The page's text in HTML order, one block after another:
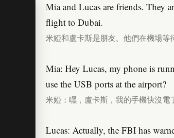
Mia and Lucas are friends. They
flight to Dubai.
米婭和盧卡斯是朋友。他們在機場等
Mia: Hey Lucas, my phone is
use the USB ports at the airport?
米婭：嘿，盧卡斯，我的手機快沒電
Lucas: Actually, the FBI has